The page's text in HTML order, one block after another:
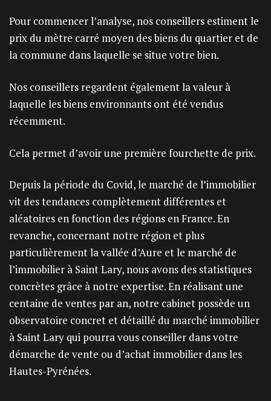
Pour commencer l’analyse, nos conseillers estiment le
prix du mètre carré moyen des biens du quartier et de
la commune dans laquelle se situe votre bien.
Nos conseillers regardent également la valeur à
laquelle les biens environnants ont été vendus
récemment.
Cela permet d’avoir une première fourchette de prix.
Depuis la période du Covid, le marché de l’immobilier
vit des tendances complètement différentes et
aléatoires en fonction des régions en France. En
revanche, concernant notre région et plus
particulièrement la vallée d’Aure et le marché de
l’immobilier à Saint Lary, nous avons des statistiques
concrètes grâce à notre expertise. En réalisant une
centaine de ventes par an, notre cabinet possède un
observatoire concret et détaillé du marché immobilier
à Saint Lary qui pourra vous conseiller dans votre
démarche de vente ou d’achat immobilier dans les
Hautes-Pyrénées.